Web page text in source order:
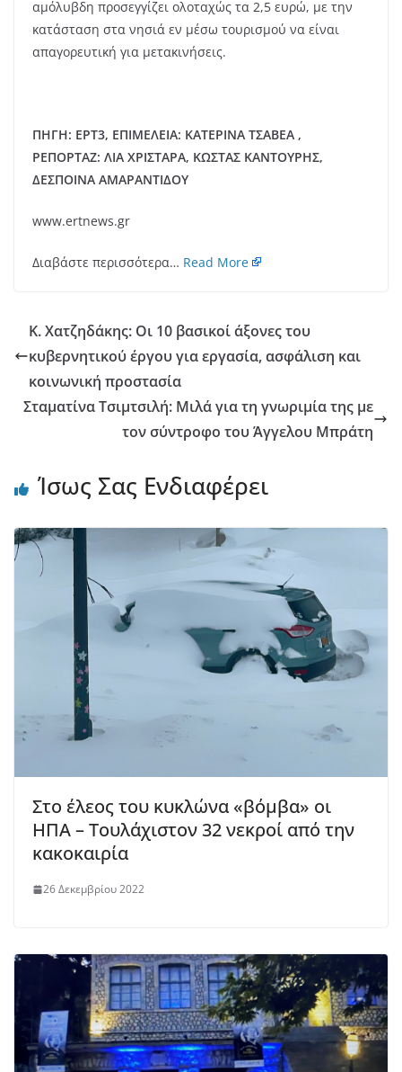
αμόλυβδη προσεγγίζει ολοταχώς τα 2,5 ευρώ, με την
κατάσταση στα νησιά εν μέσω τουρισμού να είναι
απαγορευτική για μετακινήσεις.
ΠΗΓΗ: ΕΡΤ3, ΕΠΙΜΕΛΕΙΑ: ΚΑΤΕΡΙΝΑ ΤΣΑΒΕΑ ,
ΡΕΠΟΡΤΑΖ: ΛΙΑ ΧΡΙΣΤΑΡΑ, ΚΩΣΤΑΣ ΚΑΝΤΟΥΡΗΣ,
ΔΕΣΠΟΙΝΑ ΑΜΑΡΑΝΤΙΔΟΥ
www.ertnews.gr
Διαβάστε περισσότερα… Read More
Κ. Χατζηδάκης: Οι 10 βασικοί άξονες του
κυβερνητικού έργου για εργασία, ασφάλιση και
κοινωνική προστασία
Σταματίνα Τσιμτσιλή: Μιλά για τη γνωριμία της με
τον σύντροφο του Άγγελου Μπράτη
Ίσως Σας Ενδιαφέρει
Στο έλεος του κυκλώνα «βόμβα» οι
ΗΠΑ – Τουλάχιστον 32 νεκροί από την
κακοκαιρία
26 Δεκεμβρίου 2022